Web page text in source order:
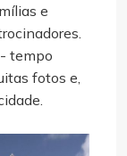
e
tempo
fotos e,